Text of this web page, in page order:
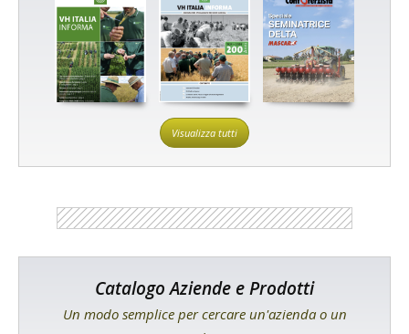
Visualizza tutti
Catalogo Aziende e Prodotti
Un modo semplice per cercare un'azienda o un